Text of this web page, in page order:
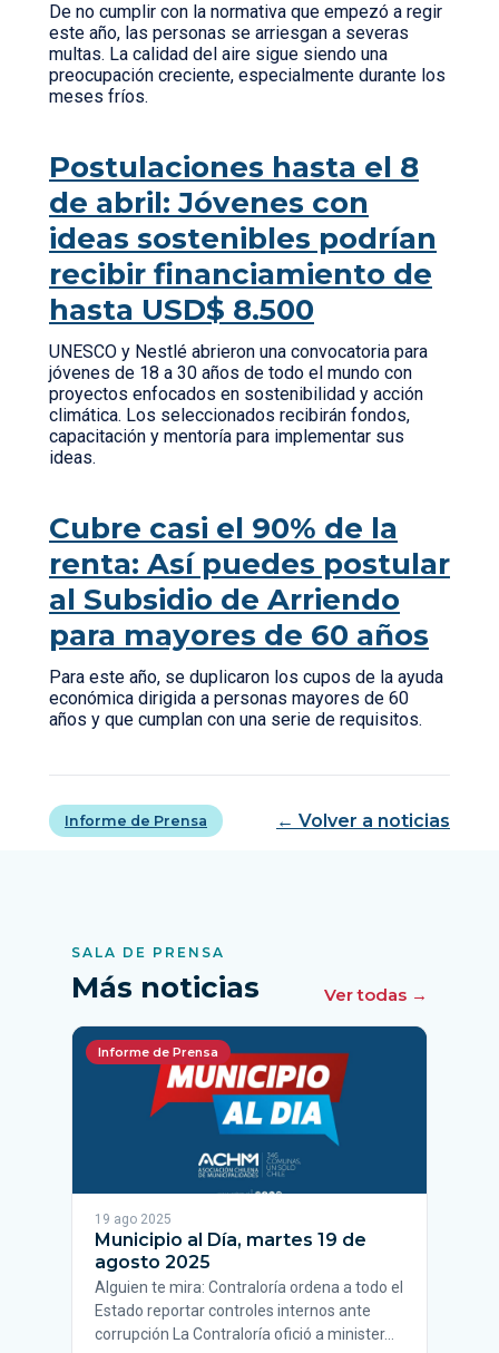
De no cumplir con la normativa que empezó a regir
este año, las personas se arriesgan a severas
multas. La calidad del aire sigue siendo una
preocupación creciente, especialmente durante los
meses fríos.
Postulaciones hasta el 8
de abril: Jóvenes con
ideas sostenibles podrían
recibir financiamiento de
hasta USD$ 8.500
UNESCO y Nestlé abrieron una convocatoria para
jóvenes de 18 a 30 años de todo el mundo con
proyectos enfocados en sostenibilidad y acción
climática. Los seleccionados recibirán fondos,
capacitación y mentoría para implementar sus
ideas.
Cubre casi el 90% de la
renta: Así puedes postular
al Subsidio de Arriendo
para mayores de 60 años
Para este año, se duplicaron los cupos de la ayuda
económica dirigida a personas mayores de 60
años y que cumplan con una serie de requisitos.
Informe de Prensa ← Volver a noticias
SALA DE PRENSA
Más noticias Ver todas →
Informe de Prensa
19 ago 2025
Municipio al Día, martes 19 de
agosto 2025
Alguien te mira: Contraloría ordena a todo el
Estado reportar controles internos ante
corrupción La Contraloría ofició a minister…